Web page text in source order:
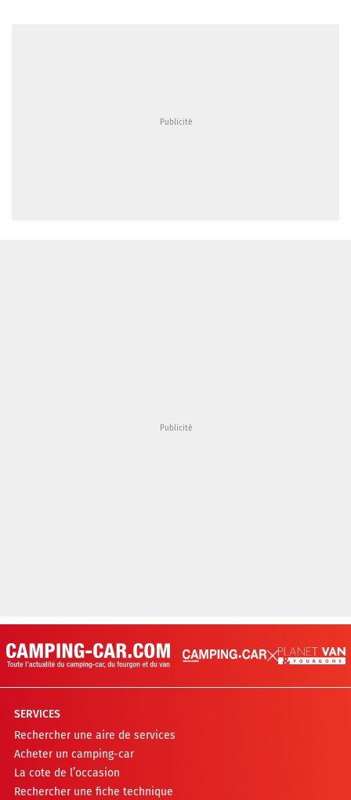
SERVICES
Rechercher une aire de services
Acheter un camping-car
La cote de l’occasion
Rechercher une fiche technique